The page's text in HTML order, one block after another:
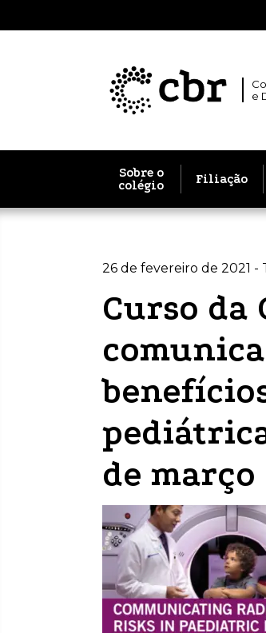
e
Sobre o
colégio
Filiação
26 de fevereiro de 2021 -
Curso da
de março